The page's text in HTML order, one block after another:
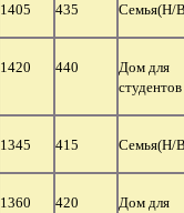
1405 435 Семья(Н/
1420 440
Дом для
студентов
1345 415 Семья(Н/
1360 420
Дом для